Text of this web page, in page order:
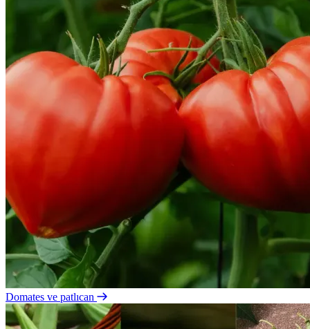
Domates ve patlıcan